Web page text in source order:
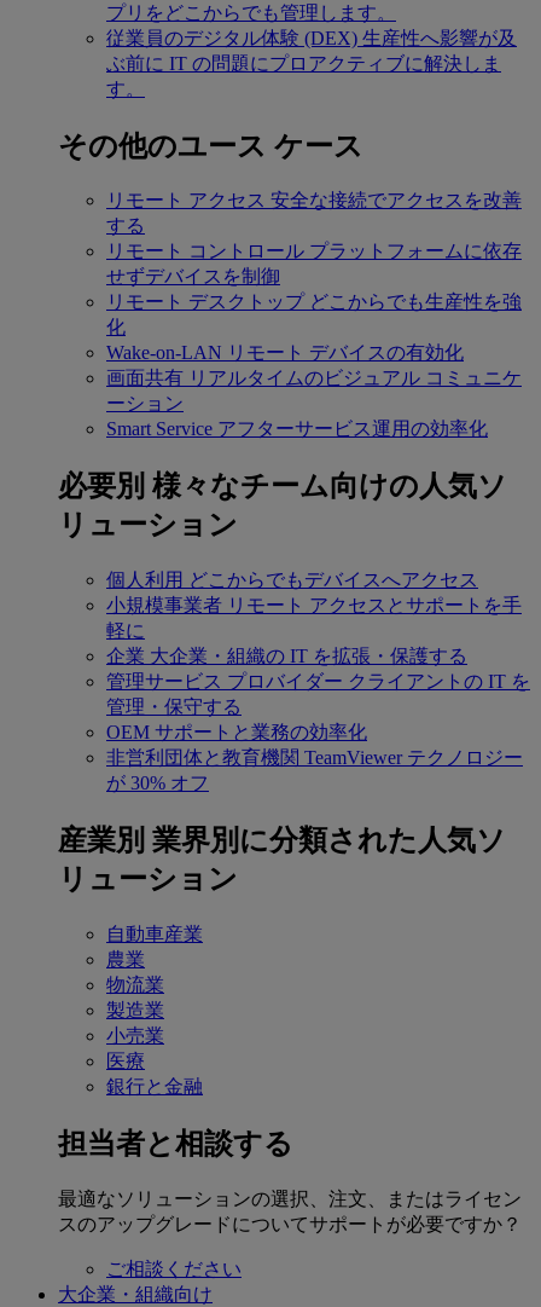
プリをどこからでも管理します。
従業員のデジタル体験 (DEX) 生産性へ影響が及
ぶ前に IT の問題にプロアクティブに解決しま
す。
その他のユース ケース
リモート アクセス 安全な接続でアクセスを改善
する
リモート コントロール プラットフォームに依存
せずデバイスを制御
リモート デスクトップ どこからでも生産性を強
化
Wake-on-LAN リモート デバイスの有効化
画面共有 リアルタイムのビジュアル コミュニケ
ーション
Smart Service アフターサービス運用の効率化
必要別 様々なチーム向けの人気ソ
リューション
個人利用 どこからでもデバイスへアクセス
小規模事業者 リモート アクセスとサポートを手
軽に
企業 大企業・組織の IT を拡張・保護する
管理サービス プロバイダー クライアントの IT を
管理・保守する
OEM サポートと業務の効率化
非営利団体と教育機関 TeamViewer テクノロジー
が 30% オフ
産業別 業界別に分類された人気ソ
リューション
自動車産業
農業
物流業
製造業
小売業
医療
銀行と金融
担当者と相談する
最適なソリューションの選択、注文、またはライセン
スのアップグレードについてサポートが必要ですか？
ご相談ください
大企業・組織向け